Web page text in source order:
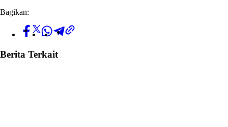
Bagikan:
Berita Terkait